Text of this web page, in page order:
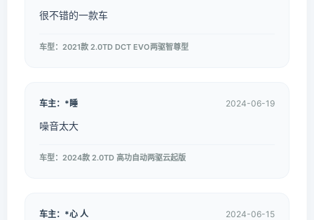
很不错的一款车
车型：2021款 2.0TD DCT EVO两驱智尊型
车主：*睡 2024-06-19
噪音太大
车型：2024款 2.0TD 高功自动两驱云起版
车主：*心 人 2024-06-15